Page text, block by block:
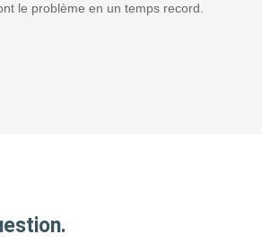
le problème en un temps record.